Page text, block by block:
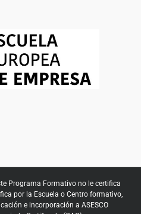
Programa Formativo no le certifica
por la Escuela o Centro formativo,
e incorporación a ASESCO